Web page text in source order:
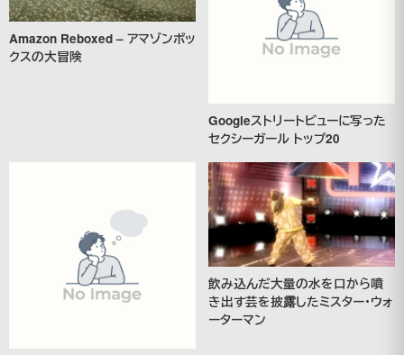
Amazon Reboxed – アマゾンボッ
クスの大冒険
Googleストリートビューに写った
セクシーガール トップ20
飲み込んだ大量の水を口から噴
き出す芸を披露したミスター・ウォ
ーターマン